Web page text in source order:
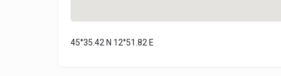
45°35.42 N 12°51.82 E